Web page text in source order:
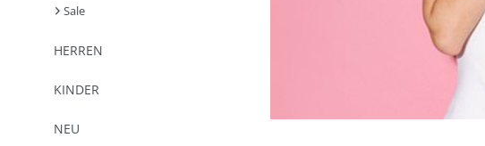
Sale
HERREN
KINDER
NEU